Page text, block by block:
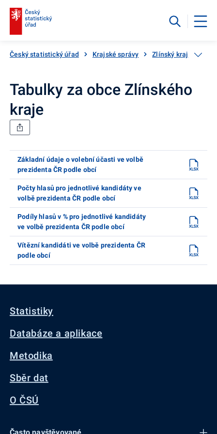
Český statistický úřad Krajské správy Zlínský kraj
Tabulky za obce Zlínského
kraje
Základní údaje o volební účasti ve volbě
prezidenta ČR podle obcí
Počty hlasů pro jednotlivé kandidáty ve
volbě prezidenta ČR podle obcí
Podíly hlasů v % pro jednotlivé kandidáty
ve volbě prezidenta ČR podle obcí
Vítězní kandidáti ve volbě prezidenta ČR
podle obcí
Statistiky
Databáze a aplikace
Metodika
Sběr dat
O ČSÚ